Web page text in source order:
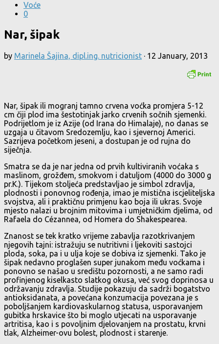
Voće
0
Nar, šipak
by Marinela Šajina, dipl.ing. nutricionist · 12 January, 2013
Nar, šipak ili mogranj tamno crvena voćka promjera 5-12
cm čiji plod ima šestotinjak jarko crvenih sočnih sjemenki.
Podrijetlom je iz Azije (od Irana do Himalaje), no danas se
uzgaja u čitavom Sredozemlju, kao i sjevernoj Americi.
Sazrijeva početkom jeseni, a dostupan je od rujna do
siječnja.
Smatra se da je nar jedna od prvih kultiviranih voćaka s
maslinom, grožđem, smokvom i datuljom (4000 do 3000 g
pr.K.). Tijekom stoljeća predstavljao je simbol zdravlja,
plodnosti i ponovnog rođenja, imao je mistična iscjeliteljska
svojstva, ali i praktičnu primjenu kao boja ili ukras. Svoje
mjesto nalazi u brojnim mitovima i umjetničkim djelima, od
Rafaela do Cézannea, od Homera do Shakespearea.
Znanost se tek kratko vrijeme zabavlja razotkrivanjem
njegovih tajni: istražuju se nutritivni i ljekoviti sastojci
ploda, soka, pa i u ulja koje se dobiva iz sjemenki. Tako je
šipak nedavno proglašen super junakom među voćkama i
ponovno se našao u središtu pozornosti, a ne samo radi
profinjenog kiselkasto slatkog okusa, već svog doprinosa u
održavanju zdravlja. Studije pokazuju da sadrži bogatstvo
antioksidanata, a povećana konzumacija povezana je s
poboljšanjem kardiovaskularnog statusa, usporavanjem
gubitka hrskavice što bi moglo utjecati na usporavanje
artritisa, kao i s povoljnim djelovanjem na prostatu, krvni
tlak, Alzheimer-ovu bolest, plodnost i starenje.